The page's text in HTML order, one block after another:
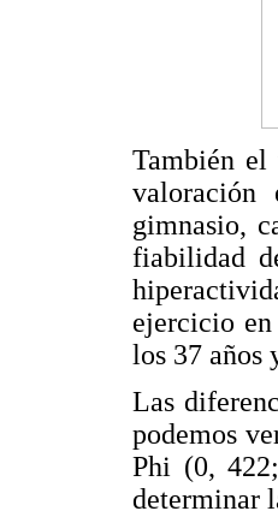
También el
valoración
gimnasio,
fiabilidad
ejercicio en
los 37 años
Las
podemos
Phi (0,
determinar